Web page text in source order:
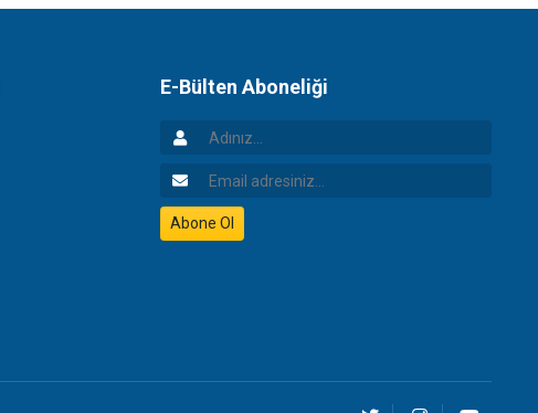
E-Bülten Aboneliği
Adınız
Email Adresiniz
Abone Ol